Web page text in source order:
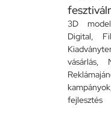
3D
Digital,
vásárlás,
kampányok
fejlesztés